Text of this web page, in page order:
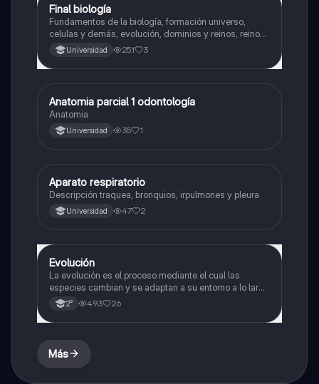
Biología
Final biología
Fundamentos de la biología, formación universo,
celulas y demás, evolución, dominios y reinos, reino
planta y animalia
Universidad 251 3
Biología
Anatomia parcial 1 odontología
Anatomia
Universidad 35 1
Biología
Aparato respiratorio
Descripción traquea, bronquios, irpulmones y pleura
Universidad 47 2
Biología
Evolución
La evolución es el proceso mediante el cual las
especies cambian y se adaptan a su entorno a lo largo
del tiempo.
2° 493 26
Más